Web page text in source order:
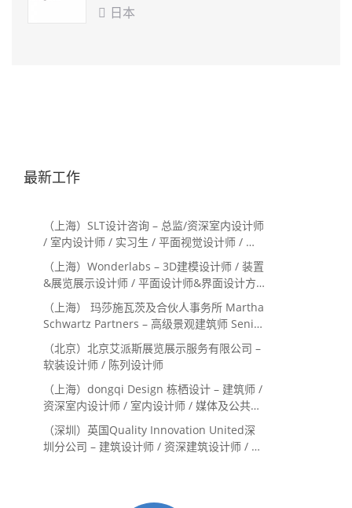
 日本
最新工作
（上海）SLT设计咨询 – 总监/资深室内设计师
/ 室内设计师 / 实习生 / 平面视觉设计师 / 项
目经理/中后期负责人 / 媒体公关负责人 / 服
务体验设计师
（上海）Wonderlabs – 3D建模设计师 / 装置
&展览展示设计师 / 平面设计师&界面设计方
（上海） 玛莎施瓦茨及合伙人事务所 Martha
Schwartz Partners – 高级景观建筑师 Senior
Landscape Designer / 景观建筑师
Landscape Designer
（北京）北京艾派斯展览展示服务有限公司 –
软装设计师 / 陈列设计师
（上海）dongqi Design 栋栖设计 – 建筑师 /
资深室内设计师 / 室内设计师 / 媒体及公共关
系主管 / 设计实习生（常年招聘）
（深圳）英国Quality Innovation United深
圳分公司 – 建筑设计师 / 资深建筑设计师 / 室